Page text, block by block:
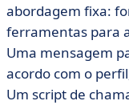
abordagem fixa:
ferramentas para
Uma mensagem
acordo com o
Um script de